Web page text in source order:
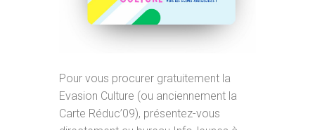
Pour vous procurer gratuitement la
Evasion Culture (ou anciennement la
Carte Réduc’09), présentez-vous